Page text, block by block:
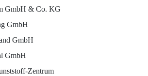
GmbH & Co. KG
GmbH
GmbH
GmbH
Zentrum